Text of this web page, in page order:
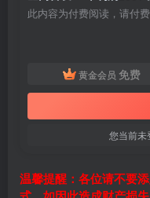
此内容为付费阅读，请付
黄金会员 免费
您当前未
温馨提醒：各位请不要